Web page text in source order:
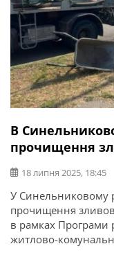
В
прочищення
18 липня 2025, 18:45
У Синельниковому
прочищення
в рамках Програми
житлово-